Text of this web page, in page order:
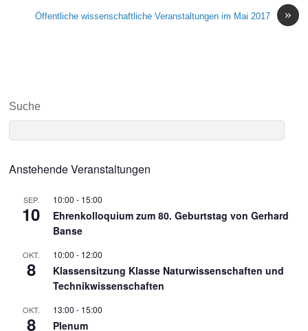
»
Öffentliche wissenschaftliche Veranstaltungen im Mai 2017
Suche
Anstehende Veranstaltungen
SEP.
10
10:00 - 15:00
Ehrenkolloquium zum 80. Geburtstag von Gerhard
Banse
OKT.
8
10:00 - 12:00
Klassensitzung Klasse Naturwissenschaften und
Technikwissenschaften
OKT.
8
13:00 - 15:00
Plenum